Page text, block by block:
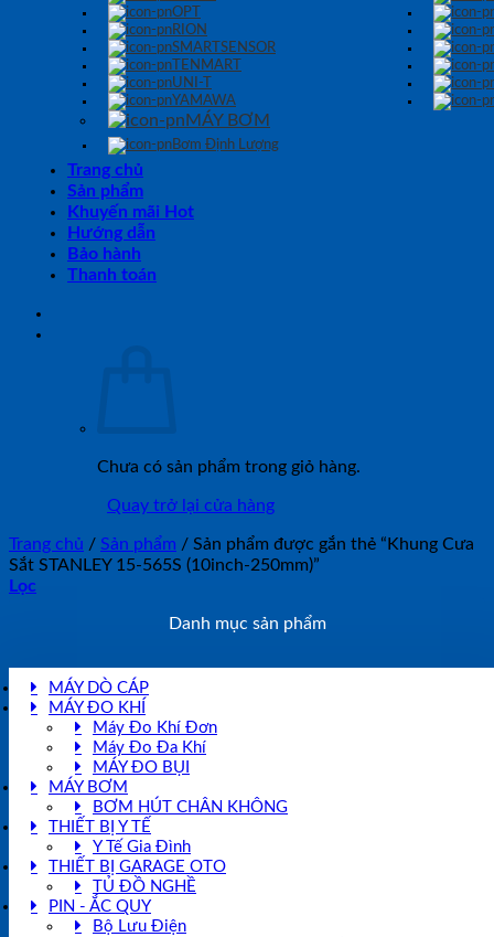
OPT
RION
SMARTSENSOR
TENMART
UNI-T
YAMAWA
MÁY BƠM
Bơm Định Lượng
Trang chủ
Sản phẩm
Khuyến mãi Hot
Hướng dẫn
Bảo hành
Thanh toán
Chưa có sản phẩm trong giỏ hàng.
Quay trở lại cửa hàng
Trang chủ / Sản phẩm / Sản phẩm được gắn thẻ “Khung Cưa
Sắt STANLEY 15-565S (10inch-250mm)”
Lọc
Danh mục sản phẩm
MÁY DÒ CÁP
MÁY ĐO KHÍ
Máy Đo Khí Đơn
Máy Đo Đa Khí
MÁY ĐO BỤI
MÁY BƠM
BƠM HÚT CHÂN KHÔNG
THIẾT BỊ Y TẾ
Y Tế Gia Đình
THIẾT BỊ GARAGE OTO
TỦ ĐỒ NGHỀ
PIN - ẮC QUY
Bộ Lưu Điện